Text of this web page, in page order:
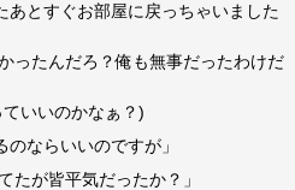
あとすぐお部屋に戻っちゃいました
ったんだろ？俺も無事だったわけだ
いいのかなぁ？)
ならいいのですが」
たが皆平気だったか？」